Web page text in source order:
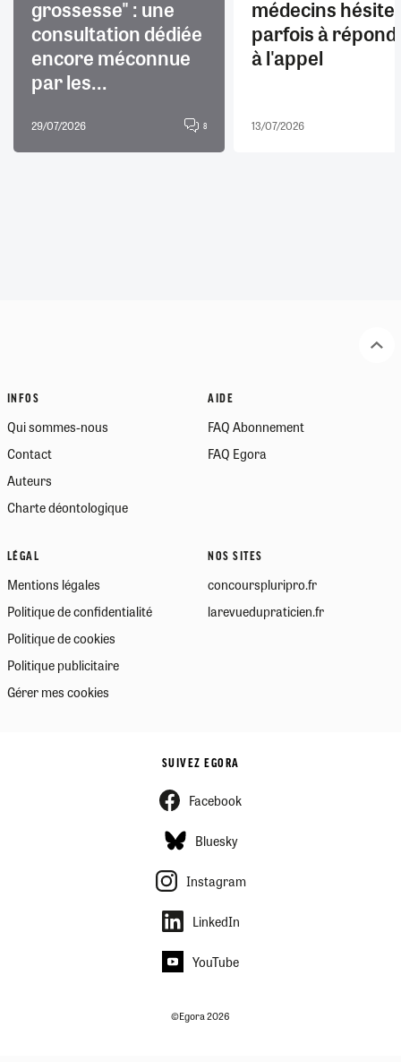
grossesse" : une
consultation dédiée
encore méconnue
par les...
29/07/2026 8
médecins
parfois à
à l'appel
13/07/2026
INFOS
Qui sommes-nous
Contact
Auteurs
Charte déontologique
AIDE
FAQ Abonnement
FAQ Egora
LÉGAL
Mentions légales
Politique de confidentialité
Politique de cookies
Politique publicitaire
Gérer mes cookies
NOS SITES
concourspluripro.fr
larevuedupraticien.fr
SUIVEZ EGORA
Facebook
Bluesky
Instagram
LinkedIn
YouTube
©Egora 2026